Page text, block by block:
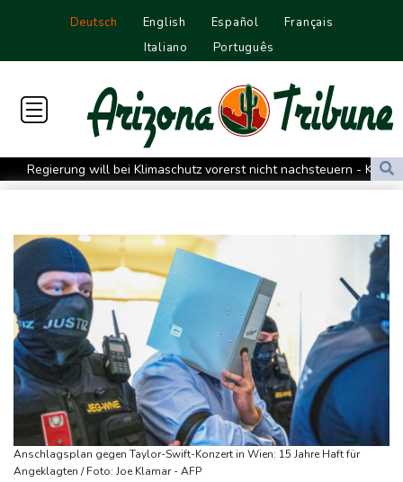
Deutsch English Español
Français
Italiano
Português
Regierung will bei Klimaschutz vorerst nicht nachsteuern - Kritik
der Grünen
"nationalen Kraftakt"
Infantinos Investorenplan: FIFA-Experte fordert Aufarbeitung
Biathlon-Olympiasieger Jacquelin wird Teilzeit-Radprofi
Kircher: VAR nicht "zu kleinteilig" einsetzen
Kreise: Türkei will mit Pakistan und Saudi-Arabien
Verteidigungspakt schließen
Sprengstoff-Drohne am Leipziger Flughafen:
Bundesanwaltschaft übernimmt Ermittlungen
Ungenügender Schutz von Kindern: Meta muss in USA 567
Millionen Dollar zahlen
Anschlagsplan gegen Taylor-Swift-Konzert in Wien: 15 Jahre Haft für
Angeklagten / Foto: Joe Klamar - AFP